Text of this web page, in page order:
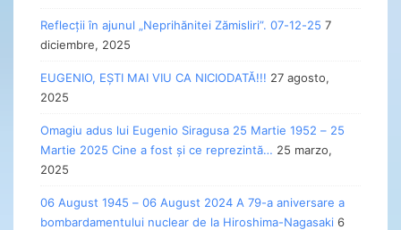
Reflecții în ajunul „Neprihănitei Zămisliri”. 07-12-25 7
diciembre, 2025
EUGENIO, EȘTI MAI VIU CA NICIODATĂ!!! 27 agosto,
2025
Omagiu adus lui Eugenio Siragusa 25 Martie 1952 – 25
Martie 2025 Cine a fost și ce reprezintă… 25 marzo,
2025
06 August 1945 – 06 August 2024 A 79-a aniversare a
bombardamentului nuclear de la Hiroshima-Nagasaki 6